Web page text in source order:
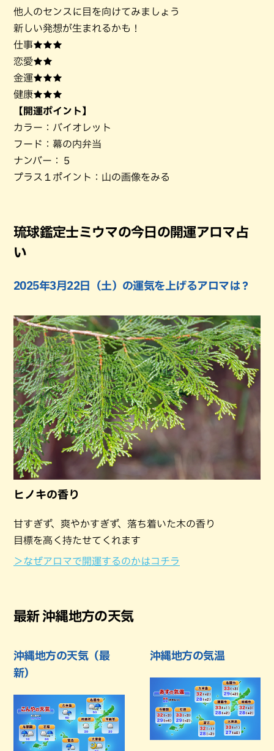
他人のセンスに目を向けてみましょう
新しい発想が生まれるかも！
仕事★★★
恋愛★★
金運★★★
健康★★★
【開運ポイント】
カラー：バイオレット
フード：幕の内弁当
ナンバー：５
プラス１ポイント：山の画像をみる
琉球鑑定士ミウマの今日の開運アロマ占
い
2025年3月22日（土）の運気を上げるアロマは？
ヒノキの香り
甘すぎず、爽やかすぎず、落ち着いた木の香り
目標を高く持たせてくれます
＞なぜアロマで開運するのかはコチラ
最新 沖縄地方の天気
沖縄地方の天気（最
新）
沖縄地方の気温